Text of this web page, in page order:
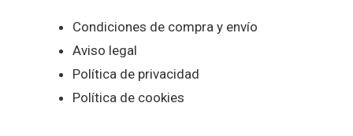
Condiciones de compra y envío
Aviso legal
Política de privacidad
Política de cookies